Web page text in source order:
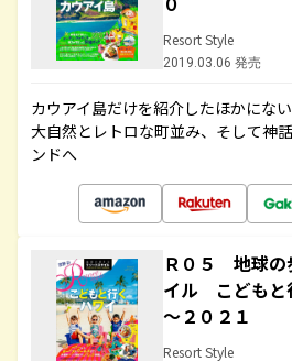
Resort Style
2019.03.06 発売
カウアイ島だけを紹介したほかにな
大自然とレトロな町並み、そして神
ンドへ
Ｒ０５ 地球
イル こどもと
～２０２１
Resort Style